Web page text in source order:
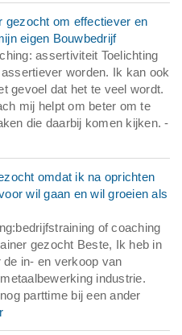
gezocht om effectiever en
eigen Bouwbedrijf
assertiviteit Toelichting
worden. Ik kan ook
gevoel dat het te veel wordt.
mij helpt om beter om te
die daarbij komen kijken. -
omdat ik na oprichten
wil gaan en wil groeien als
of coaching
gezocht Beste, Ik heb in
in- en verkoop van
industrie.
parttime bij een ander